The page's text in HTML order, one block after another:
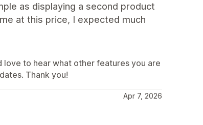
as displaying a second product
at this price, I expected much
love to hear what other features you are
Thank you!
Apr 7, 2026